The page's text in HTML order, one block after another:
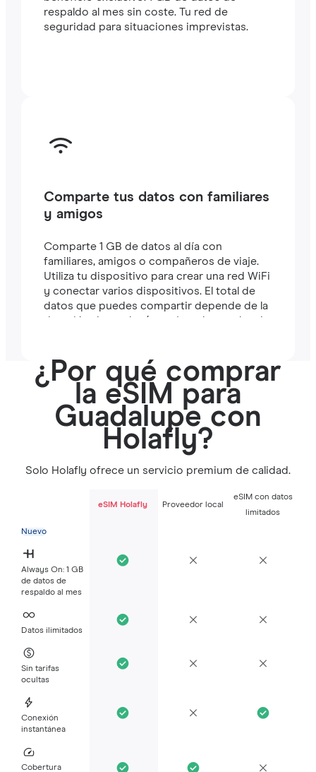
respaldo al mes sin coste. Tu red de
seguridad para situaciones imprevistas.
Comparte tus datos con familiares
y amigos
Comparte 1 GB de datos al día con
familiares, amigos o compañeros de viaje.
Utiliza tu dispositivo para crear una red WiFi
y conectar varios dispositivos. El total de
datos que puedes compartir depende de la
duración de tu plan (por ejemplo, un plan de
¿Por qué comprar
la eSIM para
Guadalupe con
Holafly?
Solo Holafly ofrece un servicio premium de calidad.
eSIM Holafly Proveedor local
eSIM con datos
limitados
Nuevo
Always On: 1 GB
de datos de
respaldo al mes
Datos ilimitados
Sin tarifas
ocultas
Conexión
instantánea
Cobertura